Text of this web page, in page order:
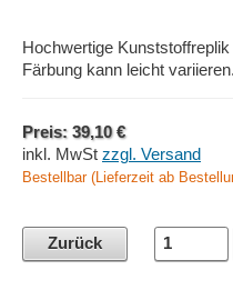
Hochwertige
Färbung kann leicht variieren.
Preis: 39,10 €
inkl. MwSt zzgl. Versand
Bestellbar (Lieferzeit ab
Zurück